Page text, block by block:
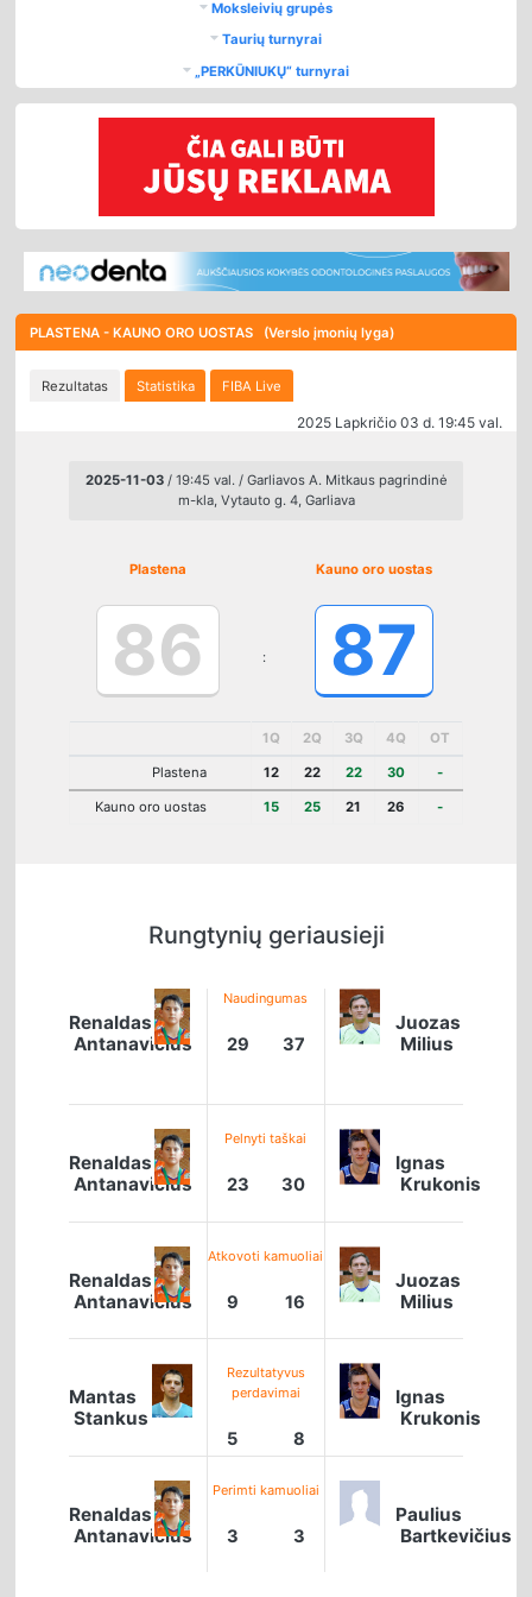
Moksleivių grupės
Taurių turnyrai
„PERKŪNIUKŲ“ turnyrai
PLASTENA - KAUNO ORO UOSTAS (Verslo įmonių lyga)
Rezultatas Statistika FIBA Live
2025 Lapkričio 03 d. 19:45 val.
2025-11-03/ 19:45 val. / Garliavos A. Mitkaus pagrindinė
m-kla, Vytauto g. 4, Garliava
Plastena
86
Kauno oro uostas
87
:
1Q 2Q 3Q 4Q OT
Plastena 12 22 22 30 -
Kauno oro uostas 15 25 21 26 -
Rungtynių geriausieji
Renaldas
Antanavičius
Naudingumas
29 37
Juozas
Milius
Renaldas
Antanavičius
Pelnyti taškai
23 30
Ignas
Krukonis
Renaldas
Antanavičius
Atkovoti kamuoliai
9 16
Juozas
Milius
Mantas
Stankus
Rezultatyvus
perdavimai
5 8
Ignas
Krukonis
Renaldas
Antanavičius
Perimti kamuoliai
3 3
Paulius
Bartkevičius